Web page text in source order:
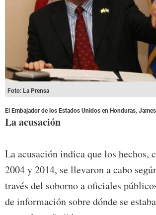
Foto: La Prensa
El Embajador de los Estados Unidos en Honduras,
La acusación
La acusación indica que los hechos,
2004 y 2014, se llevaron a cabo
través del soborno a oficiales
de información sobre dónde se